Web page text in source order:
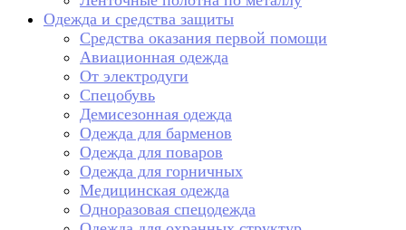
Одежда и средства защиты
Средства оказания первой помощи
Авиационная одежда
От электродуги
Спецобувь
Демисезонная одежда
Одежда для барменов
Одежда для поваров
Одежда для горничных
Медицинская одежда
Одноразовая спецодежда